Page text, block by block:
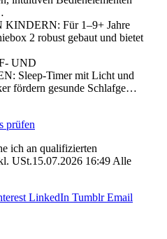
Für 1–9+ Jahre
2 robust gebaut und bietet
UND
Sleep-Timer mit Licht und
fördern gesunde Schlafge…
prüfen
ich an qualifizierten
USt.15.07.2026 16:49 Alle
LinkedIn Tumblr Email